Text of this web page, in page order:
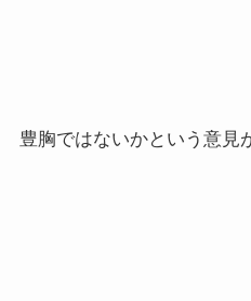
豊胸ではないかという意見